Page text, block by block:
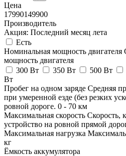
Цена
17990149900
Производитель
Акция: Последний месяц лета
Есть
Номинальная мощность двигателя
мощность двигателя
300 Вт
350 Вт 500 Вт
Вт
Пробег на одном заряде Средняя
при умеренной езде (без резких
ровной дороге. 0 - 70 км
Максимальная скорость Скорость,
устройство на ровной прямой
Максимальная нагрузка
кг
Ёмкость аккумулятора